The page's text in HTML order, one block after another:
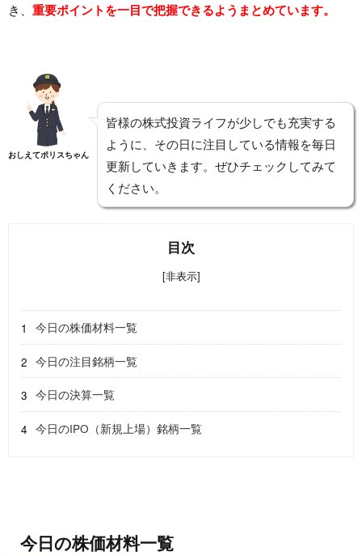
き、 重要ポイントを一目で把握できるようまとめています。
おしえてポリスちゃん
皆様の株式投資ライフが少しでも充実する
ように、その日に注目している情報を毎日
更新していきます。ぜひチェックしてみて
ください。
目次
[非表示]
今日の株価材料一覧
今日の注目銘柄一覧
今日の決算一覧
今日のIPO（新規上場）銘柄一覧
今日の株価材料一覧